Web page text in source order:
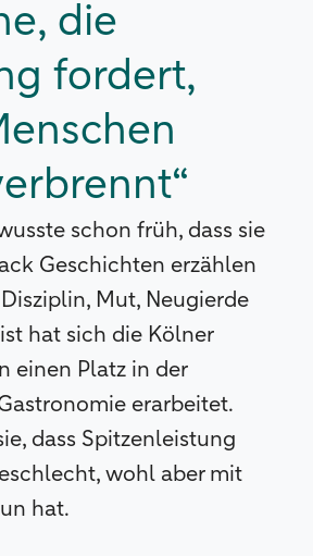
die
fordert,
schon früh, dass sie
Geschichten erzählen
Mut, Neugierde
hat sich die Kölner
einen Platz in der
erarbeitet.
dass Spitzenleistung
wohl aber mit
hat.